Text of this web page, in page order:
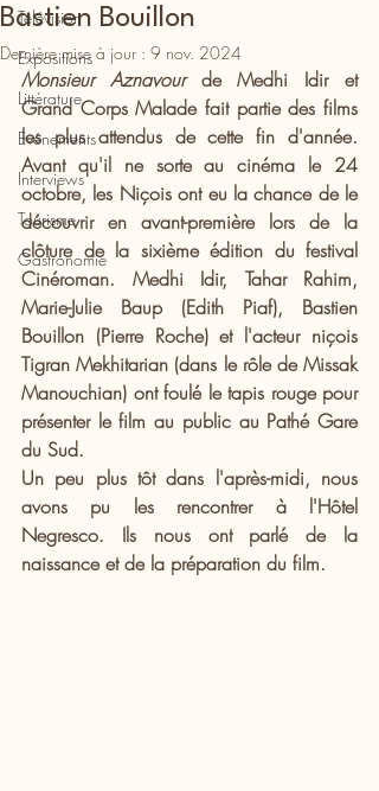
Télévision
Expositions
Littérature
Evénements
Interviews
Tourisme
Gastronomie
Bastien Bouillon
Dernière mise à jour : 9 nov. 2024
Monsieur Aznavour de Medhi Idir et
Grand Corps Malade fait partie des films
les plus attendus de cette fin d'année.
Avant qu'il ne sorte au cinéma le 24
octobre, les Niçois ont eu la chance de le
découvrir en avant-première lors de la
clôture de la sixième édition du festival
Cinéroman. Medhi Idir, Tahar Rahim,
Marie-Julie Baup (Edith Piaf), Bastien
Bouillon (Pierre Roche) et l'acteur niçois
Tigran Mekhitarian (dans le rôle de Missak
Manouchian) ont foulé le tapis rouge pour
présenter le film au public au Pathé Gare
du Sud.
Un peu plus tôt dans l'après-midi, nous
avons pu les rencontrer à l'Hôtel
Negresco. Ils nous ont parlé de la
naissance et de la préparation du film.